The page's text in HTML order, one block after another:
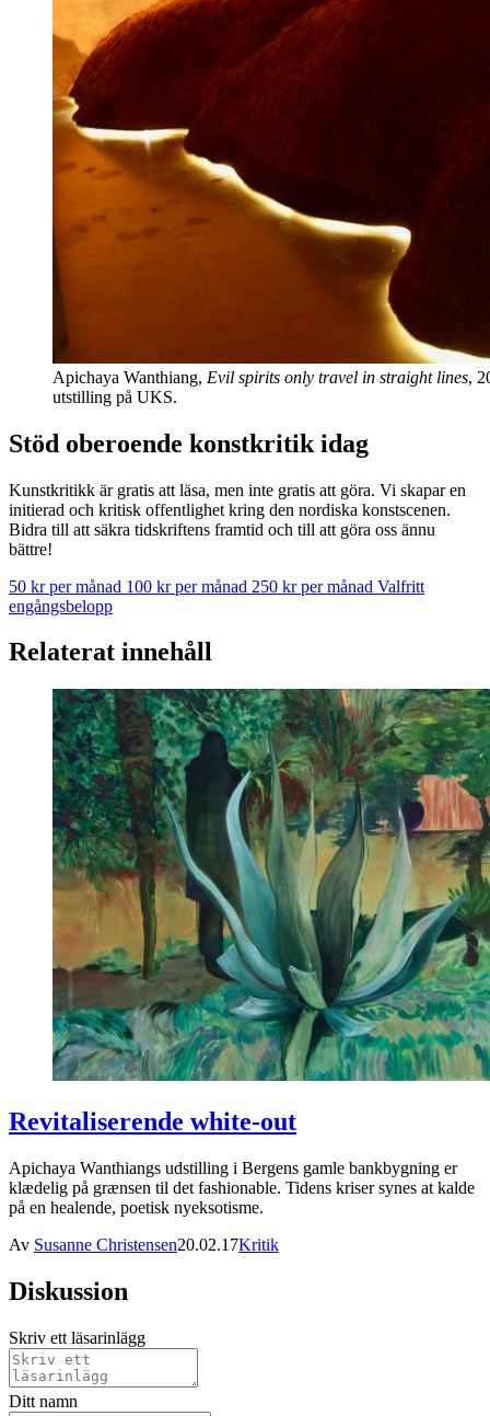
Apichaya Wanthiang, Evil spirits only travel in straight lines,
utstilling på UKS.
Stöd oberoende konstkritik idag
Kunstkritikk är gratis att läsa, men inte gratis att göra. Vi skapar en
initierad och kritisk offentlighet kring den nordiska konstscenen.
Bidra till att säkra tidskriftens framtid och till att göra oss ännu
bättre!
50 kr per månad 100 kr per månad 250 kr per månad Valfritt
engångsbelopp
Relaterat innehåll
Revitaliserende white-out
Apichaya Wanthiangs udstilling i Bergens gamle bankbygning er
klædelig på grænsen til det fashionable. Tidens kriser synes at kalde
på en healende, poetisk nyeksotisme.
Av Susanne Christensen20.02.17Kritik
Diskussion
Skriv ett läsarinlägg
Ditt namn